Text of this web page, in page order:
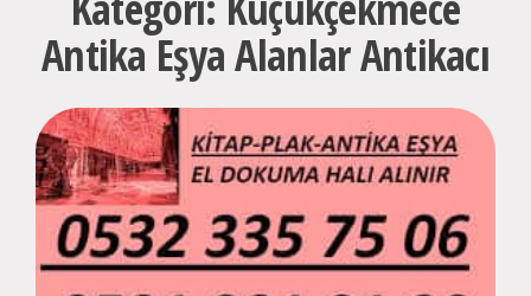
Antika Eşya Alanlar Antikacı